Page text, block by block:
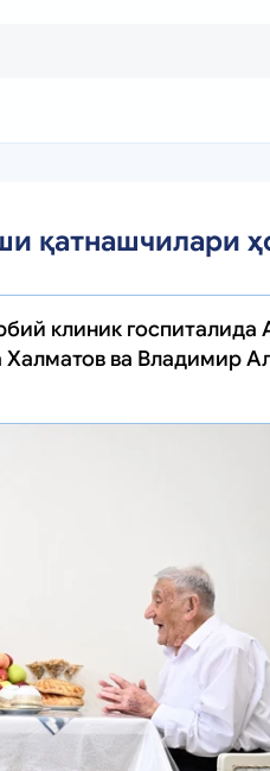
қатнашчилари
клиник госпиталида
ва Владимир